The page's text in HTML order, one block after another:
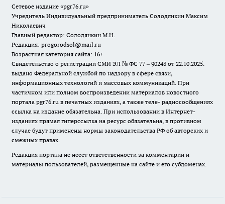
Сетевое издание «pgr76.ru»
Учредитель Индивидуальный предприниматель Солодянкин Максим
Николаевич
Главный редактор: Солодянкин М.Н.
Редакция: progorodsol@mail.ru
Возрастная категория сайта: 16+
Свидетельство о регистрации СМИ ЭЛ № ФС 77 – 90243 от 22.10.2025.
выдано Федеральной службой по надзору в сфере связи,
информационных технологий и массовых коммуникаций. При
частичном или полном воспроизведении материалов новостного
портала pgr76.ru в печатных изданиях, а также теле- радиосообщениях
ссылка на издание обязательна. При использовании в Интернет-
изданиях прямая гиперссылка на ресурс обязательна, в противном
случае будут применены нормы законодательства РФ об авторских и
смежных правах.
Редакция портала не несет ответственности за комментарии и
материалы пользователей, размещенные на сайте и его субдоменах.